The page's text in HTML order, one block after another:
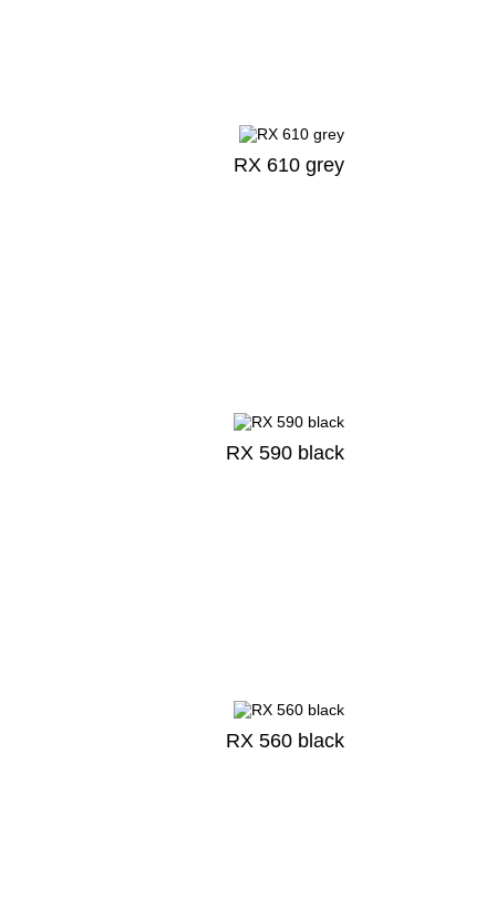
RX 610 grey
RX 590 black
RX 560 black